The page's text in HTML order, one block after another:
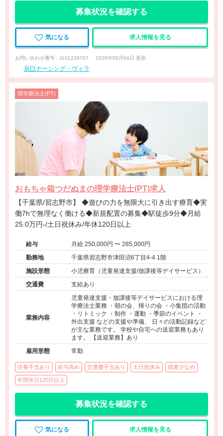
募集状況を確認する
気になる 求人情報を見る
お問い合わせ番号 : J101228707 2026年08月04日 更新
辰巳ナーシング・ヴィラ
理学療法士(PT)
おもちゃ箱つだぬまの理学療法士(PT)求人
【千葉県/習志野市】 ◆遊びの力を無限大に引き出す療育◆実
働7hで無理なく働ける◆新規配置の募集◆駅徒歩9分◆月給
25.0万円-/土日祝休み/年休120日以上
給与
月給 250,000円 〜 285,000円
勤務地
千葉県習志野市津田沼6丁目4-4 1階
施設形態
小児療育（児童発達支援/放課後等デイサービス）
交通費
支給あり
業務内容
児童発達支援・放課後等デイサービスにおける理
学療法士業務 ・朝の会、帰りの会 ・小集団の活動
・リトミック ・制作 ・運動 ・季節のイベント ・
外出支援 などの支援や準備、 日々の活動記録など
が主な業務です。 学校や自宅への送迎業務もあり
ます。 【送迎業務】あり
雇用形態
常勤
扶養手当あり 給与高め 交通費手当あり 土日祝休み 残業少なめ
年間休日120日以上
募集状況を確認する
気になる 求人情報を見る